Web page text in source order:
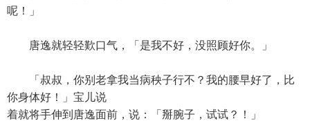
呢！」
唐逸就轻轻歎口气，「是我不好，没照顾好你。」
「叔叔，你别老拿我当病秧子行不？我的腰早好了，比
你身体好！」宝儿说
着就将手伸到唐逸面前，说：「掰腕子，试试？！」